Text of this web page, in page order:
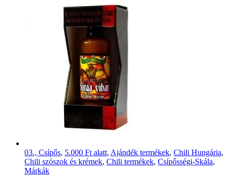
03., Csípős, 5.000 Ft alatt, Ajándék termékek, Chili Hungária,
Chili szószok és krémek, Chili termékek, Csípősségi-Skála,
Márkák